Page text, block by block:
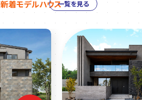
新着モデルハウス一覧を見る